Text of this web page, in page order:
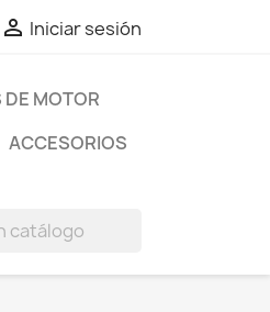
 Iniciar sesión
MOTOR
ACCESORIOS